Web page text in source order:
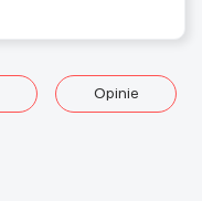
Opinie